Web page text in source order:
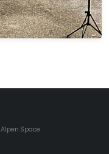
Alpen.Space